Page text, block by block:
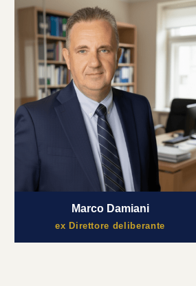
Marco Damiani
ex Direttore deliberante